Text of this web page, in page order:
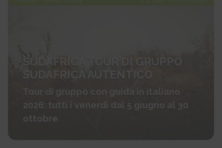
SUDAFRICA TOUR DI GRUPPO
SUDAFRICA AUTENTICO
Tour di gruppo con guida in italiano
2026: tutti i venerdì dal 5 giugno al 30
ottobre